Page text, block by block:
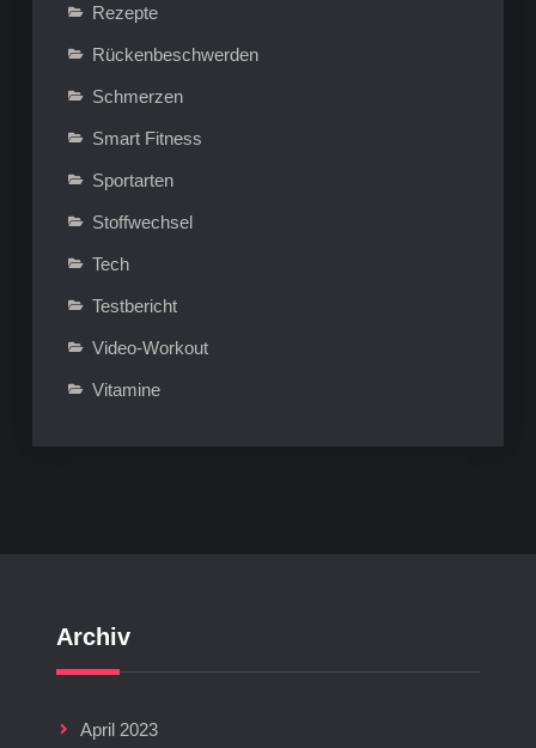
Rezepte
Rückenbeschwerden
Schmerzen
Smart Fitness
Sportarten
Stoffwechsel
Tech
Testbericht
Video-Workout
Vitamine
Archiv
April 2023